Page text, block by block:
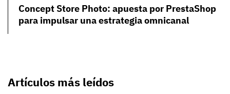
Concept Store Photo: apuesta por PrestaShop
para impulsar una estrategia omnicanal
Artículos más leídos